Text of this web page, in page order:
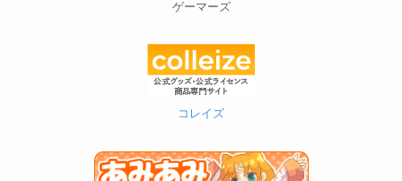
ゲーマーズ
コレイズ